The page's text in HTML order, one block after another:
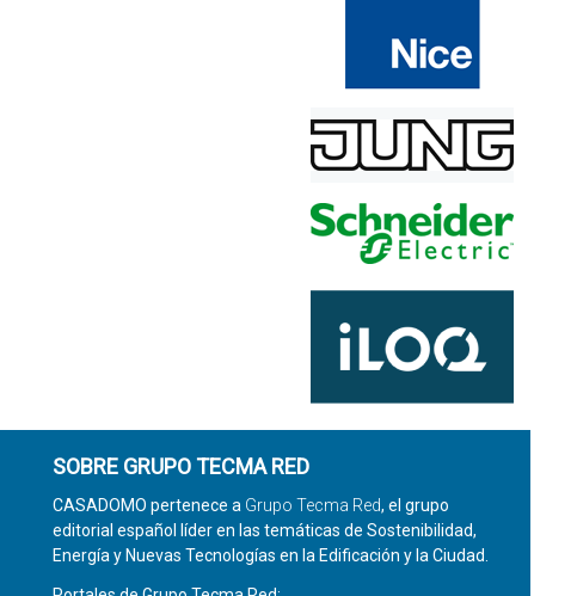
SOBRE GRUPO TECMA RED
CASADOMO pertenece a Grupo Tecma Red, el grupo
editorial español líder en las temáticas de Sostenibilidad,
Energía y Nuevas Tecnologías en la Edificación y la Ciudad.